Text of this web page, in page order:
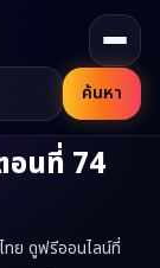
ค้นหา
อนที่ 74
ทย ดูฟรีออนไลน์ที่